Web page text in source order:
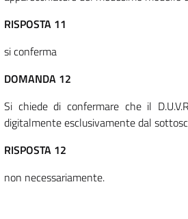
RISPOSTA 11
si conferma
DOMANDA 12
Si chiede di confermare che il
digitalmente esclusivamente dal
RISPOSTA 12
non necessariamente.